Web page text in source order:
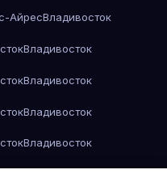
АйресВладивосток
Владивосток
Владивосток
Владивосток
Владивосток